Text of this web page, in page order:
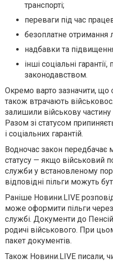
транспорті;
переваги під час
безоплатне отримання
надбавки та
інші соціальні
законодавством.
Окремо варто зазначити, що
також втрачають
залишили військову
Разом зі статусом
і соціальних гарантій.
Водночас закон передбачає
статусу — якщо військовий
служби у встановленому
відповідні пільги можуть
Раніше Новини.LIVE
може оформити пільги
службі. Документи до
родичі військового. При
пакет документів.
Також Новини.LIVE писали,